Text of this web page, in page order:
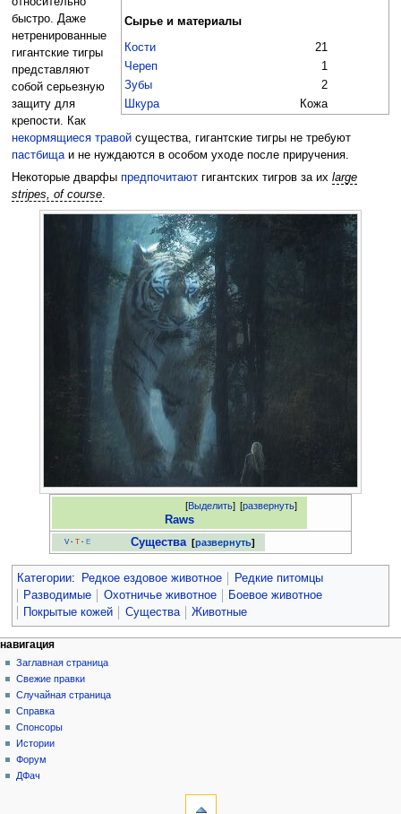
Сырье и материалы
Кости
21
Череп
1
Зубы
2
Шкура
Кожа
быстро. Даже
нетренированные
гигантские тигры
представляют
собой серьезную
защиту для
крепости. Как
некормящиеся травойсущества, гигантские тигры не требуют
пастбищаи не нуждаются в особом уходе после приручения.
Некоторые дварфы предпочитаютгигантских тигров за их large
stripes, of course.
[развернуть]
[Выделить]
Raws
развернуть
V·T · E Существа
Категории: Редкое ездовое животное
Редкие питомцы
Разводимые
Охотничье животное
Боевое животное
Покрытые кожей
Существа Животные
Н
а
в
и
а
ц
действия на странице
статья
обсуждение
читать
просмотр
кода
история
персональные инструменты
создать
учётную
запись
войти
навигация
Заглавная страница
Свежие правки
Случайная страница
Справка
Спонсоры
Истории
Форум
ДФач